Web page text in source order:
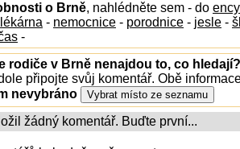
o Brně, nahlédněte sem - do
lékárna - nemocnice - porodnice - jesle -
-
rodiče v Brně nenajdou to, co hledají?
připojte svůj komentář. Obě
nevybráno
žádný komentář. Buďte první...